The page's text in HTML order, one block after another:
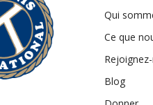
Qui
Ce que
Blog